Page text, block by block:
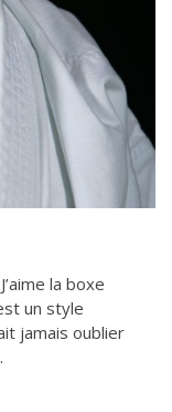
la boxe
un style
jamais oublier